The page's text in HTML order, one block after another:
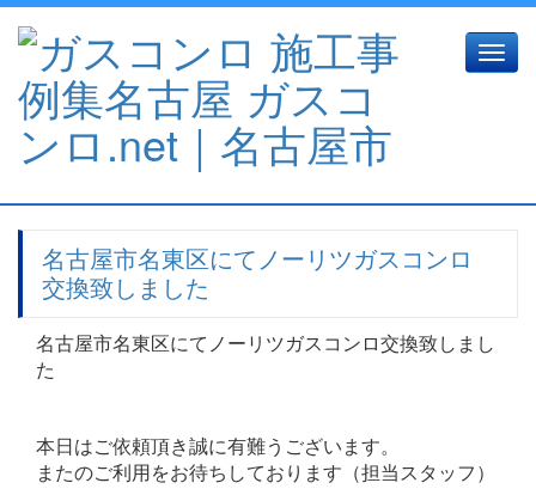
Toggle
名古屋市名東区にてノーリツガスコンロ
交換致しました
名古屋市名東区にてノーリツガスコンロ交換致しまし
た
本日はご依頼頂き誠に有難うございます。
またのご利用をお待ちしております（担当スタッフ）